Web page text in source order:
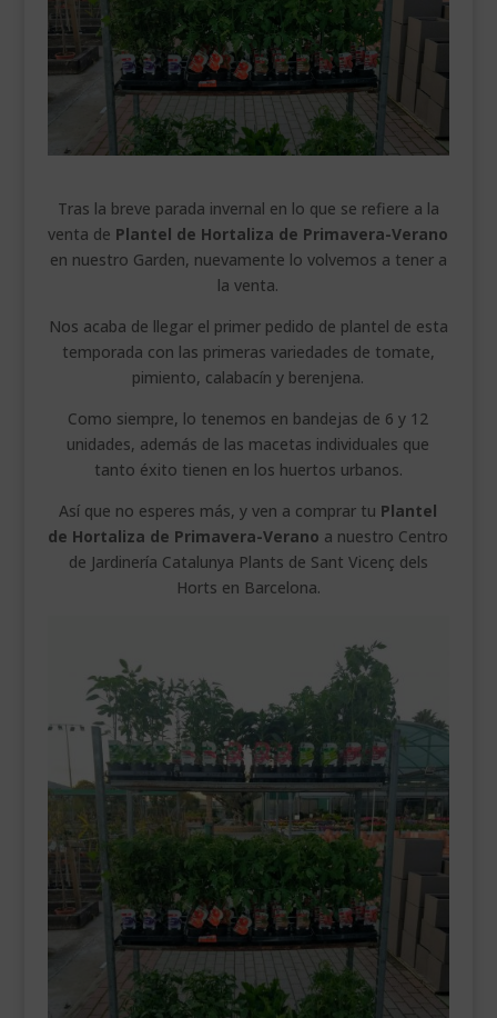
___________________________
VEURE EN CATALÀ
Tras la breve parada invernal en lo que se refiere a la
venta de Plantel de Hortaliza de Primavera-Verano
en nuestro Garden, nuevamente lo volvemos a tener a
la venta.
Nos acaba de llegar el primer pedido de plantel de esta
temporada con las primeras variedades de tomate,
pimiento, calabacín y berenjena.
Como siempre, lo tenemos en bandejas de 6 y 12
unidades, además de las macetas individuales que
tanto éxito tienen en los huertos urbanos.
Así que no esperes más, y ven a comprar tu Plantel
de Hortaliza de Primavera-Verano a nuestro Centro
de Jardinería Catalunya Plants de Sant Vicenç dels
Horts en Barcelona.